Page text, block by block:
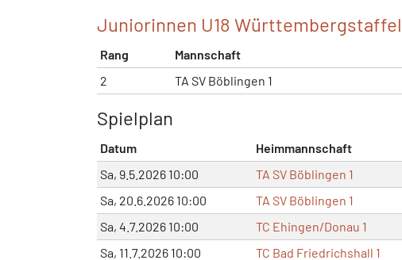
Juniorinnen U18 Württembergstaffel
Rang Mannschaft
2
TA SV Böblingen 1
Spielplan
Datum Heimmannschaft
Sa, 9.5.2026 10:00
TA SV Böblingen 1
Sa, 20.6.2026 10:00
TA SV Böblingen 1
Sa, 4.7.2026 10:00
TC Ehingen/Donau 1
Sa, 11.7.2026 10:00
TC Bad Friedrichshall 1